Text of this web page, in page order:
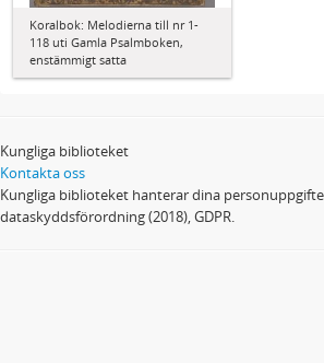
Koralbok: Melodierna till nr 1-
118 uti Gamla Psalmboken,
enstämmigt satta
Kungliga biblioteket
Kontakta oss
Kungliga biblioteket hanterar dina
dataskyddsförordning (2018), GDPR.